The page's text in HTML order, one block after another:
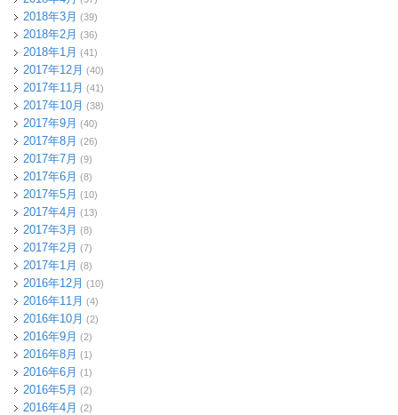
2018年3月 (39)
2018年2月 (36)
2018年1月 (41)
2017年12月 (40)
2017年11月 (41)
2017年10月 (38)
2017年9月 (40)
2017年8月 (26)
2017年7月 (9)
2017年6月 (8)
2017年5月 (10)
2017年4月 (13)
2017年3月 (8)
2017年2月 (7)
2017年1月 (8)
2016年12月 (10)
2016年11月 (4)
2016年10月 (2)
2016年9月 (2)
2016年8月 (1)
2016年6月 (1)
2016年5月 (2)
2016年4月 (2)